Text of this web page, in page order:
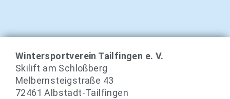
Wintersportverein Tailfingen e. V.
Skilift am Schloßberg
Melbernsteigstraße 43
72461 Albstadt-Tailfingen